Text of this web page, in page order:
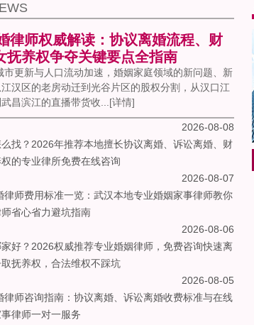
律师权威解读：协议离婚流程、财
抚养权争夺关键要点全指南
市更新与人口流动加速，婚姻家庭领域的新问题、新
汉区的老房动迁到光谷片区的股权分割，从汉口江
昌滨江的直播带货收... [详情]
2026-08-08
找？2026年推荐本地擅长协议离婚、诉讼离婚、财
的专业律所免费在线咨询
2026-08-07
律师费用标准一览：武汉本地专业婚姻家事律师教你
省心省力避坑指南
2026-08-06
好？2026权威推荐专业婚姻律师，免费咨询快速离
抚养权，合法维权不踩坑
2026-08-05
律师咨询指南：协议离婚、诉讼离婚收费标准与在线
律师一对一服务